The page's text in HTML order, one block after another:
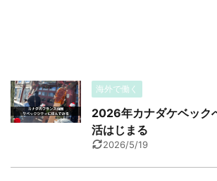
海外で働く
2026年カナダケベック
活はじまる
2026/5/19